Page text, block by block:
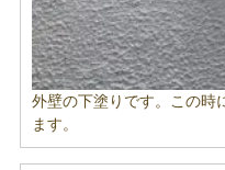
外壁の下塗りです。この時
ます。